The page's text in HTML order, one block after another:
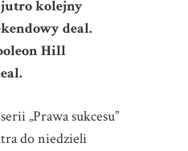
jutro kolejny
deal.
Hill
„Prawa sukcesu”
do niedzieli